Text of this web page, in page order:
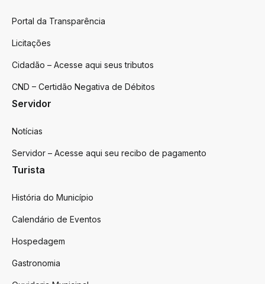
Portal da Transparência
Licitações
Cidadão – Acesse aqui seus tributos
CND – Certidão Negativa de Débitos
Servidor
Notícias
Servidor – Acesse aqui seu recibo de pagamento
Turista
História do Município
Calendário de Eventos
Hospedagem
Gastronomia